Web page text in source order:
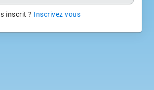
inscrit ? Inscrivez vous